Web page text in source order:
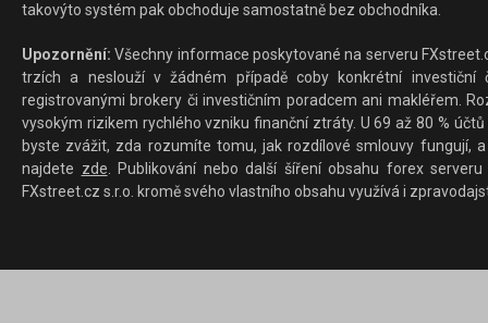
takovýto systém pak obchoduje samostatně bez obchodníka.
Upozornění: Všechny informace poskytované na serveru
trzích a neslouží v žádném případě coby konkrétní investiční
registrovanými brokery či investičním poradcem ani makléřem.
vysokým rizikem rychlého vzniku finanční ztráty. U 69 až 80 %
byste zvážit, zda rozumíte tomu, jak rozdílové smlouvy fungují,
najdete zde. Publikování nebo další šíření obsahu forex
FXstreet.cz s.r.o. kromě svého vlastního obsahu využívá i